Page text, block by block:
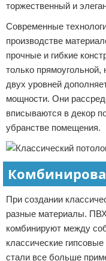
торжественный и
Современные
производстве
прочные и гибкие
только
двух уровней
мощности. Они
вписываются в декор
убранстве помещения.
При создании
разные материалы.
комбинируют между
классические
стали все больше